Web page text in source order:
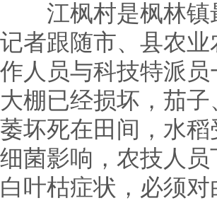
江枫村是枫林镇
记者跟随市、县农
作人员与科技特派
大棚已经损坏，茄
萎坏死在田间，水
细菌影响，农技人
白叶枯症状，必须